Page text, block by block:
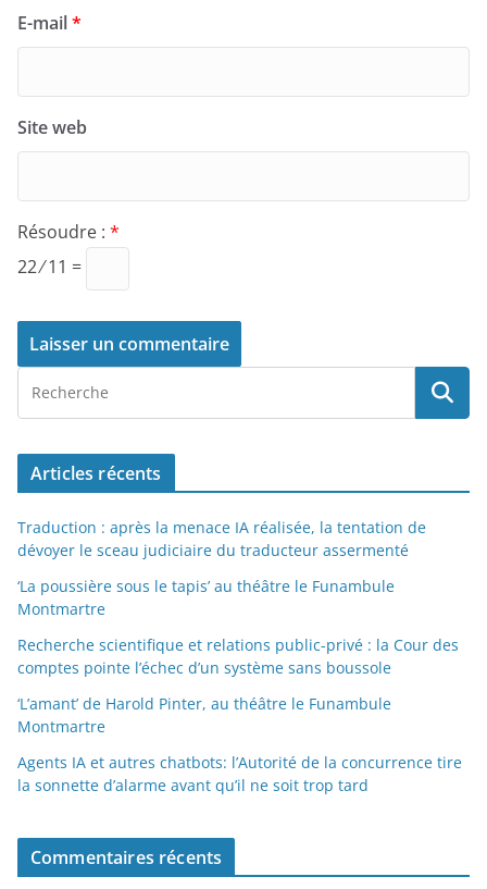
E-mail*
Site web
Résoudre : *
22 ⁄ 11 =
Articles récents
Traduction : après la menace IA réalisée, la tentation de
dévoyer le sceau judiciaire du traducteur assermenté
‘La poussière sous le tapis’ au théâtre le Funambule
Montmartre
Recherche scientifique et relations public-privé : la Cour des
comptes pointe l’échec d’un système sans boussole
‘L’amant’ de Harold Pinter, au théâtre le Funambule
Montmartre
Agents IA et autres chatbots: l’Autorité de la concurrence tire
la sonnette d’alarme avant qu’il ne soit trop tard
Commentaires récents